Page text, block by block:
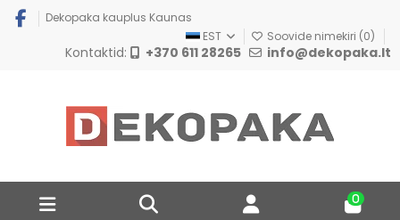
Dekopaka kauplus Kaunas
EST
Soovide nimekiri (0)
Kontaktid: +370 611 28265 info@dekopaka.lt
0